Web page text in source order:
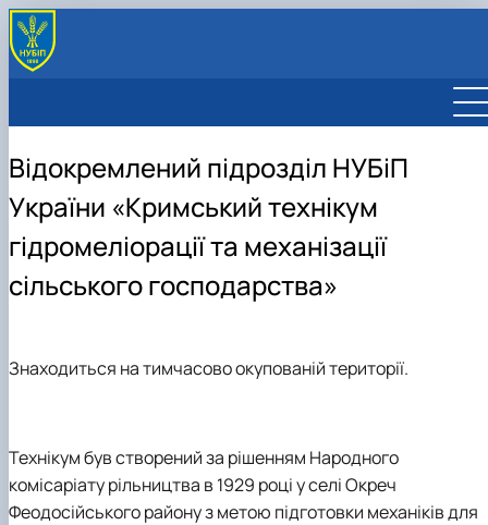
Відокремлений підрозділ НУБіП
України «Кримський технікум
гідромеліорації та механізації
сільського господарства»
Знаходиться на тимчасово окупованій території.
Технікум був створений за рішенням Народного
комісаріату рільництва в 1929 році у селі Окреч
Феодосійського району з метою підготовки механіків для